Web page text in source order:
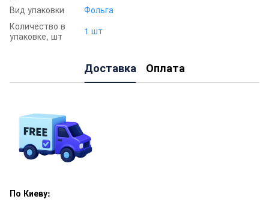
Вид упаковки
Фольга
Количество в
упаковке, шт
1 шт
Доставка Оплата
По Киеву: